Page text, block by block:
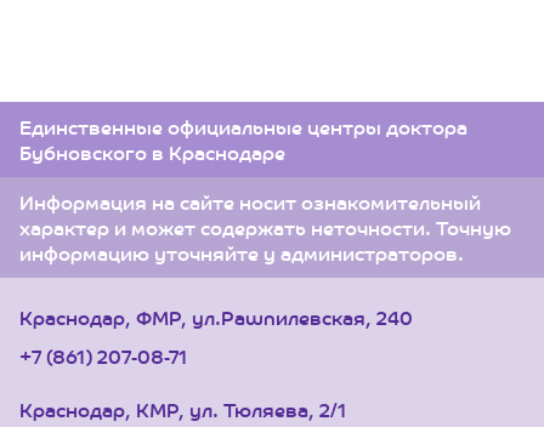
Единственные официальные центры доктора
Бубновского в Краснодаре
Информация на сайте носит ознакомительный
характер и может содержать неточности. Точную
информацию уточняйте у администраторов.
Краснодар, ФМР, ул.Рашпилевская, 240
+7 (861) 207-08-71
Краснодар, КМР, ул. Тюляева, 2/1